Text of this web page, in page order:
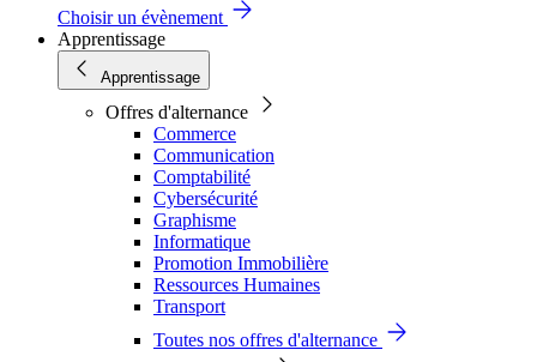
Choisir un évènement
Apprentissage
Apprentissage
Offres d'alternance
Commerce
Communication
Comptabilité
Cybersécurité
Graphisme
Informatique
Promotion Immobilière
Ressources Humaines
Transport
Toutes nos offres d'alternance